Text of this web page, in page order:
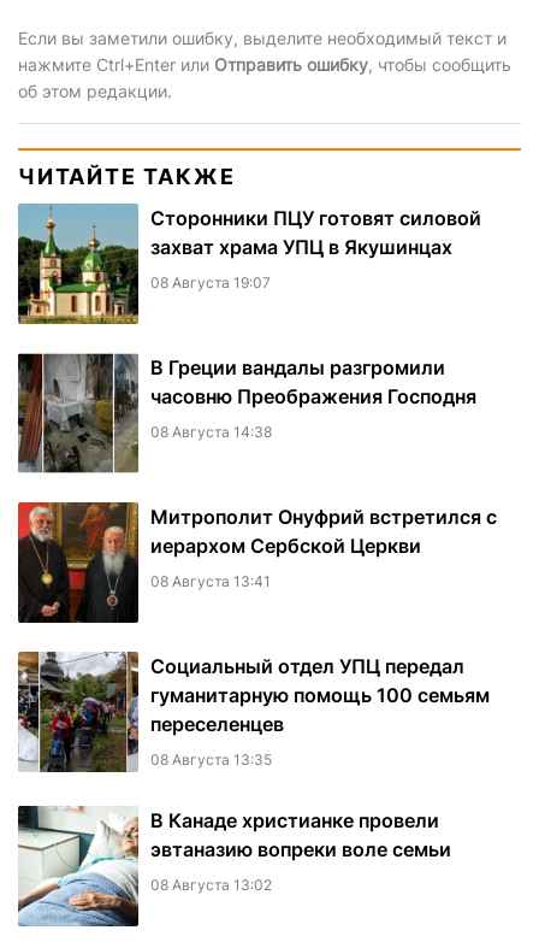
Если вы заметили ошибку, выделите необходимый текст и
нажмите Ctrl+Enter или Отправить ошибку, чтобы сообщить
об этом редакции.
ЧИТАЙТЕ ТАКЖЕ
Сторонники ПЦУ готовят силовой
захват храма УПЦ в Якушинцах
08 Августа 19:07
В Греции вандалы разгромили
часовню Преображения Господня
08 Августа 14:38
Митрополит Онуфрий встретился с
иерархом Сербской Церкви
08 Августа 13:41
Социальный отдел УПЦ передал
гуманитарную помощь 100 семьям
переселенцев
08 Августа 13:35
В Канаде христианке провели
эвтаназию вопреки воле семьи
08 Августа 13:02